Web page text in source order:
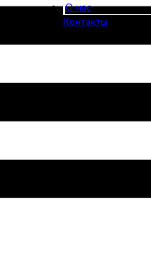
О нас
Контакты